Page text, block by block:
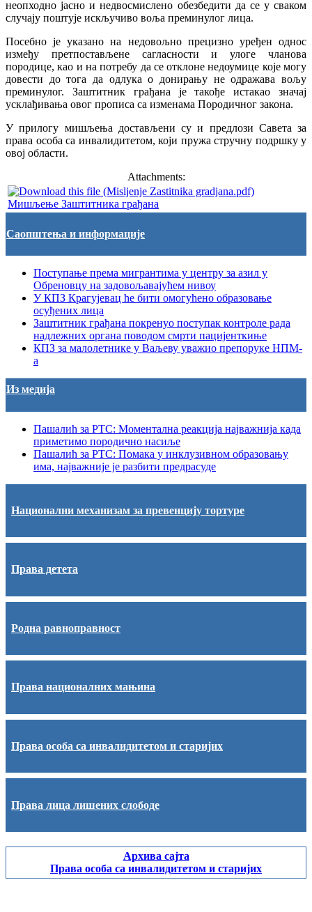
неопходно јасно и недвосмислено обезбедити да се у сваком
случају поштује искључиво воља преминулог лица.
Посебно је указано на недовољно прецизно уређен однос
између претпостављене сагласности и улоге чланова
породице, као и на потребу да се отклоне недоумице које могу
довести до тога да одлука о донирању не одражава вољу
преминулог. Заштитник грађана је такође истакао значај
усклађивања овог прописа са изменама Породичног закона.
У прилогу мишљења достављени су и предлози Савета за
права особа са инвалидитетом, који пружа стручну подршку у
овој области.
Attachments:
Мишљење Заштитника грађана
Саопштења и информације
Поступање према мигрантима у центру за азил у
Обреновцу на задовољавајућем нивоу
У КПЗ Крагујевац ће бити омогућено образовање
осуђених лица
Заштитник грађана покренуо поступак контроле рада
надлежних органа поводом смрти пацијенткиње
КПЗ за малолетнике у Ваљеву уважио препоруке НПМ-
а
Из медија
Пашалић за РТС: Моментална реакција најважнија када
приметимо породично насиље
Пашалић за РТС: Помака у инклузивном образовању
има, најважније је разбити предрасуде
Национални механизам за превенцију тортуре
Права детета
Родна равноправност
Права националних мањина
Права особа са инвалидитетом и старијих
Права лица лишених слободе
Архива сајта
Права особа са инвалидитетом и старијих